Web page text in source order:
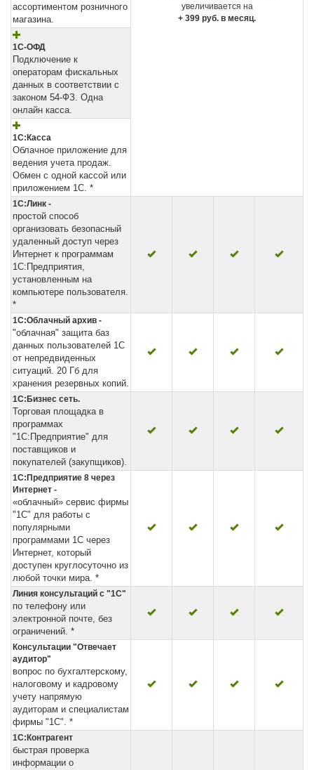
увеличивается на
+ 399 руб. в месяц.
ассортиментом розничного
магазина.
1С-ОФД
Подключение к
операторам фискальных
данных в соответствии с
законом 54-ФЗ. Одна
онлайн касса.
1С:Касса
Облачное приложение для
ведения учета продаж.
Обмен с одной кассой или
приложением 1С. *
1С:Линк -
простой способ
организовать безопасный
удаленный доступ через
Интернет к программам
1С:Предприятия,
установленным на
компьютере пользователя.
*
1С:Облачный архив -
"облачная" защита баз
данных пользователей 1С
от непредвиденных
ситуаций. 20 Гб для
хранения резервных копий.
1С:Бизнес сеть.
Торговая площадка в
программах
"1С:Предприятие" для
поставщиков и
покупателей (закупщиков).
1С:Предприятие 8 через
Интернет -
«облачный» сервис фирмы
"1С" для работы с
популярными
программами 1С через
Интернет, который
доступен круглосуточно из
любой точки мира. *
Линия консультаций с "1С"
по телефону или
электронной почте, без
ограничений. *
Консультации "Отвечает
аудитор"
вопрос по бухгалтерскому,
налоговому и кадровому
учету напрямую
аудиторам и специалистам
фирмы "1С". *
1С:Контрагент
быстрая проверка
информации о